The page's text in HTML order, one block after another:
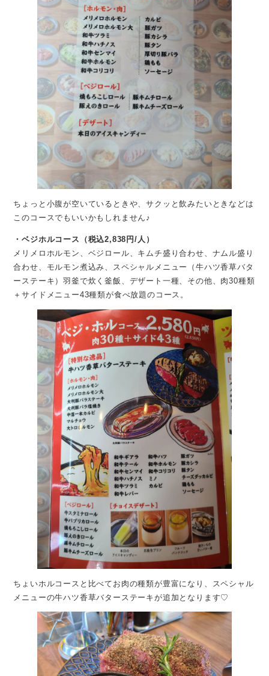
ちょっと小腹が空いているときや、サクッと飲みたいときなどは
このコースでもいいかもしれません♪
・ベジホルコース（税込2,838円/人）
メリメロホルモン、ベジロール、キムチ盛り合わせ、ナムル盛り
合わせ、モルモン煮込み、スペシャルメニュー（牛ハツ香草バタ
ーステーキ）羽釜で炊く釜飯、デザート一種、その他、肉30種類
＋サイドメニュー43種類が食べ放題のコース。
ちょいホルコースと比べてお肉の種類が豊富になり、スペシャル
メニューの牛ハツ香草バターステーキが追加となります♡